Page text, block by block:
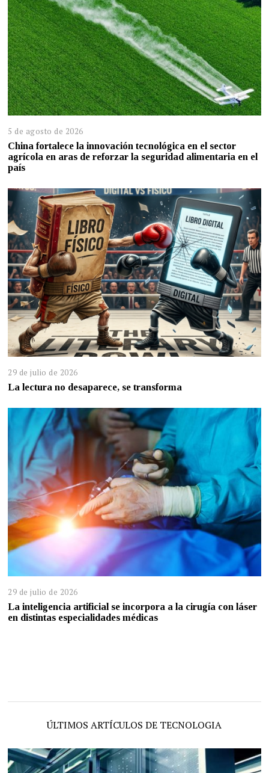
5 de agosto de 2026
China fortalece la innovación tecnológica en el sector
agrícola en aras de reforzar la seguridad alimentaria en el
país
29 de julio de 2026
La lectura no desaparece, se transforma
29 de julio de 2026
La inteligencia artificial se incorpora a la cirugía con láser
en distintas especialidades médicas
ÚLTIMOS ARTÍCULOS DE TECNOLOGIA